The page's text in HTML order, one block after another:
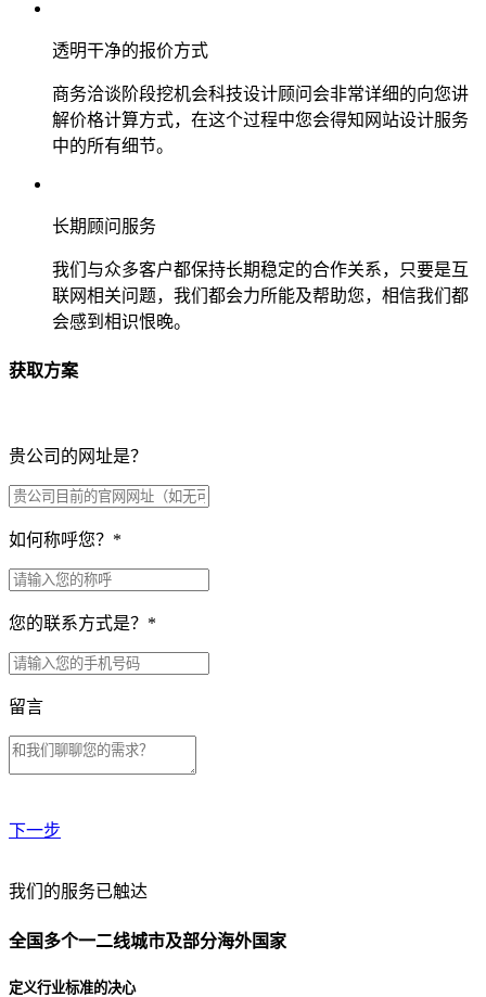
透明干净的报价方式
商务洽谈阶段挖机会科技设计顾问会非常详细的向您讲
解价格计算方式，在这个过程中您会得知网站设计服务
中的所有细节。
长期顾问服务
我们与众多客户都保持长期稳定的合作关系，只要是互
联网相关问题，我们都会力所能及帮助您，相信我们都
会感到相识恨晚。
获取方案
贵公司的网址是？
如何称呼您？ *
您的联系方式是？ *
留言
下一步
贵公司预算范围是？
贵公司的团队规模是？
我们的服务已触达
全国多个一二线城市及部分海外国家
定义行业标准的决心